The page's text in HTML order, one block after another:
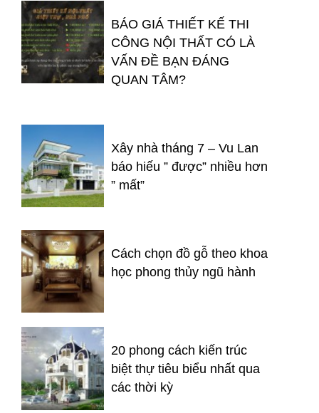
BÁO GIÁ THIẾT KẾ THI
CÔNG NỘI THẤT CÓ LÀ
VẤN ĐỀ BẠN ĐÁNG
QUAN TÂM?
Xây nhà tháng 7 – Vu Lan
báo hiếu ” được” nhiều hơn
” mất”
Cách chọn đồ gỗ theo khoa
học phong thủy ngũ hành
20 phong cách kiến trúc
biệt thự tiêu biểu nhất qua
các thời kỳ